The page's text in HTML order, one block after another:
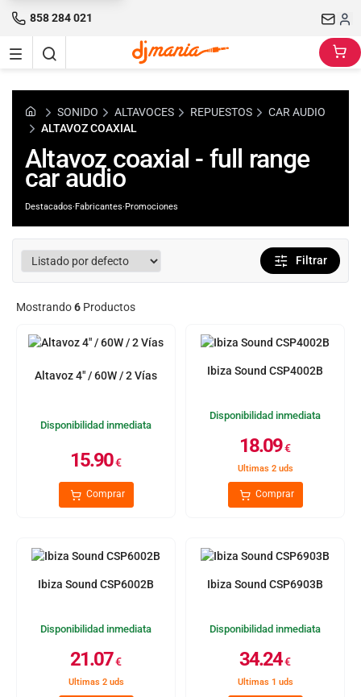
858 284 021
SONIDO ALTAVOCES REPUESTOS
CAR AUDIO
ALTAVOZ COAXIAL
Altavoz coaxial - full range
car audio
Destacados·Fabricantes·Promociones
Filtrar
Mostrando6 Productos
Altavoz 4" / 60W / 2 Vías
Disponibilidad inmediata
15.90€
Comprar
Ibiza Sound CSP4002B
Disponibilidad inmediata
18.09€
Ultimas 2 uds
Comprar
Ibiza Sound CSP6002B
Disponibilidad inmediata
21.07€
Ultimas 2 uds
Ibiza Sound CSP6903B
Disponibilidad inmediata
34.24€
Ultimas 1 uds